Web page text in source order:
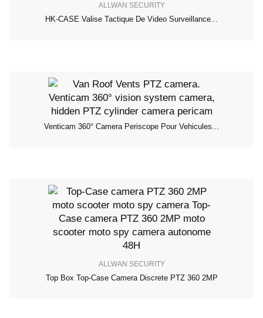
ALLWAN SECURITY
HK-CASE Valise Tactique De Video Surveillance...
Venticam 360° Camera Periscope Pour Vehicules...
ALLWAN SECURITY
Top Box Top-Case Camera Discrete PTZ 360 2MP